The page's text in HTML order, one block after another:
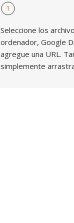
1
Seleccione los
ordenador, Google
agregue una URL.
simplemente